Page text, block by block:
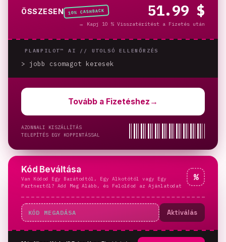
ÖSSZESEN 10% CASHBACK 51.99 $
→ Kapj 10 % Visszatérítést a Fizetés után
PLANPILOT™ AI // UTOLSÓ ELLENŐRZÉS
> jobb csomagot keresek
Tovább a Fizetéshez →
AZONNALI KISZÁLLÍTÁS
TELEPÍTÉS EGY KOPPINTÁSSAL
Kód Beváltása
Van Kódod Egy Barátodtól, Egy Alkotótól vagy Egy
Partnertől? Add Meg Alább, és Feloldod az Ajánlatodat
%
Aktiválás